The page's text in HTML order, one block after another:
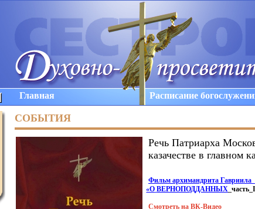
Главная Расписание
СОБЫТИЯ
Речь Патриарха
казачестве в главном
Фильм архимандрита Гавриила
«О ВЕРНОПОДДАННЫХ _часть_
Смотреть на ВК-Видео